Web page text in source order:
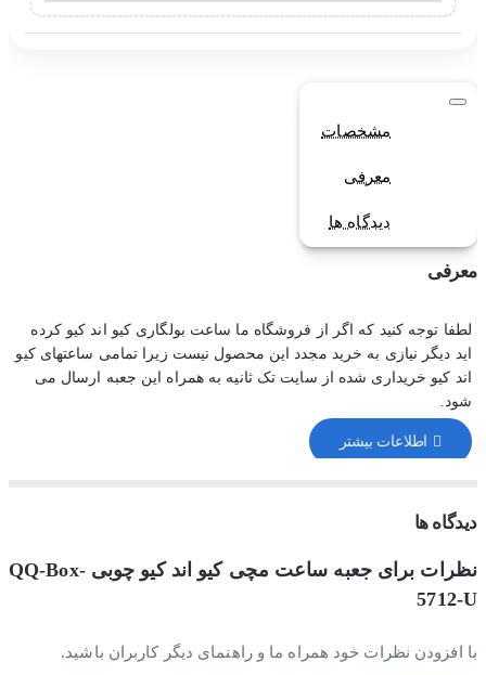
مشخصات
معرفی
دیدگاه ها
معرفی
لطفا توجه کنید که اگر از فروشگاه ما ساعت بولگاری کیو اند کیو کرده
اید دیگر نیازی به خرید مجدد این محصول نیست زیرا تمامی ساعتهایکیو
اند کیو خریداری شده از سایت تک ثانیه به همراه این جعبه ارسال می
شود.
دیدگاه ها
نظرات برای جعبه ساعت مچی کیو اند کیو چوبی QQ-Box-
5712-U
با افزودن نظرات خود همراه ما و راهنمای دیگر کاربران باشید.